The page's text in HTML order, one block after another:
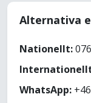
Alternativa
Nationellt:
WhatsApp: